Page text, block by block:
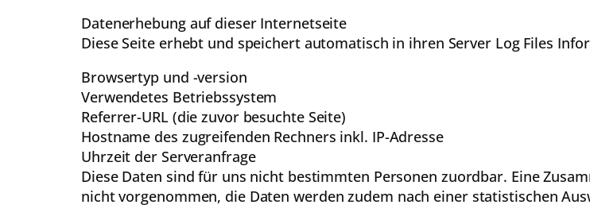
Datenerhebung auf dieser Internetseite
Diese Seite erhebt und speichert automatisch in ihren Server Log Files
Browsertyp und -version
Verwendetes Betriebssystem
Referrer-URL (die zuvor besuchte Seite)
Hostname des zugreifenden Rechners inkl. IP-Adresse
Uhrzeit der Serveranfrage
Diese Daten sind für uns nicht bestimmten Personen zuordbar. Eine
nicht vorgenommen, die Daten werden zudem nach einer statistischen